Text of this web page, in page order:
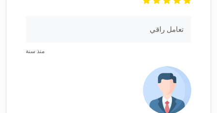
تعامل راقي
منذ سنة